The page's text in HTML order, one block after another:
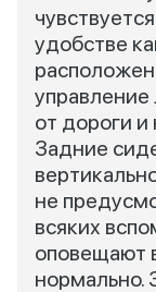
удобстве
от дороги
Задние
не
всяких
оповещают
нормально.